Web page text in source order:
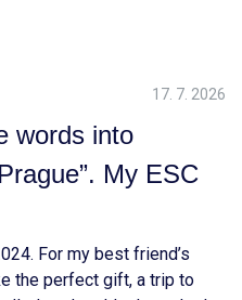
17. 7. 2026
words into
My ESC
For my best friend’s
the perfect gift, a trip to